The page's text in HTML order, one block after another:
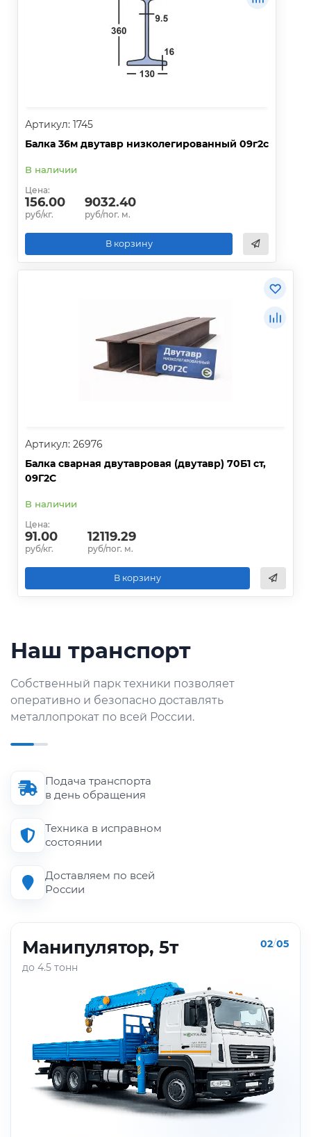
Артикул: 1745
Балка 36м двутавр низколегированный 09г2с
В наличии
Цена:
156.00
руб/кг.
9032.40
руб/пог. м.
В корзину
Артикул: 26976
Балка сварная двутавровая (двутавр) 70Б1 ст,
09Г2С
В наличии
Цена:
91.00
руб/кг.
12119.29
руб/пог. м.
В корзину
Наш транспорт
Собственный парк техники позволяет
оперативно и безопасно доставлять
металлопрокат по всей России.
Подача транспорта
в день обращения
Техника в исправном
состоянии
Доставляем по всей
России
Манипулятор, 5т
до 4.5 тонн
02/05